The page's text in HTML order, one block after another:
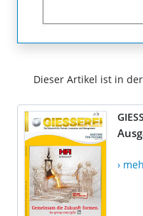
Dieser Artikel ist in
›